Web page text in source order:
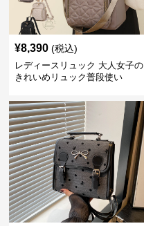
¥8,390 (税込)
レディースリュック 大人女子の
きれいめリュック普段使い